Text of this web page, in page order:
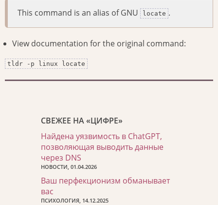
This command is an alias of GNU locate .
View documentation for the original command:
tldr -p linux locate
СВЕЖЕЕ НА «ЦИФРЕ»
Найдена уязвимость в ChatGPT,
позволяющая выводить данные
через DNS
НОВОСТИ, 01.04.2026
Ваш перфекционизм обманывает
вас
ПСИХОЛОГИЯ, 14.12.2025